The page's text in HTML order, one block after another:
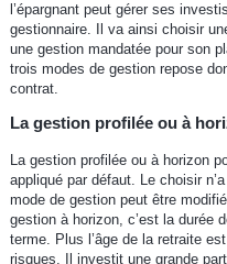
l’épargnant peut gérer ses
gestionnaire. Il va ainsi choisir
une gestion mandatée pour son
trois modes de gestion repose
contrat.
La gestion profilée ou à
La gestion profilée ou à horizon
appliqué par défaut. Le choisir
mode de gestion peut être
gestion à horizon, c’est la durée
terme. Plus l’âge de la retraite
risques. Il investit une grande